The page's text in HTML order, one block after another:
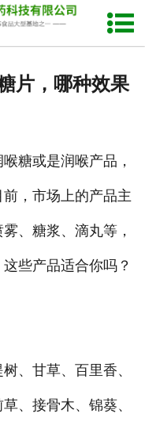
网站首页
发货现场
人才招聘
片，哪种效果
糖或是润喉产品，
，市场上的产品主
、糖浆、滴丸等，
些产品适合你吗？
甘草、百里香、
、接骨木、锦葵、